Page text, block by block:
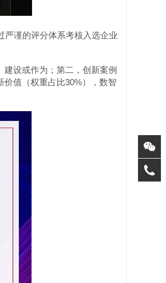
严谨的评分体系考核入选企业
设或作为；第二，创新案例
价值（权重占比30%），数智